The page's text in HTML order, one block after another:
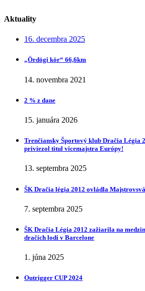
Aktuality
16. decembra 2025
„Ӧrdӧgi kӧr“ 66,6km
14. novembra 2021
2 % z dane
15. januára 2026
Trenčiansky Športový klub Dračia Légia
priviezol titul vicemajstra Európy!
13. septembra 2025
ŠK Dračia légia 2012 ovládla
7. septembra 2025
ŠK Dračia Légia 2012 zažiarila na
dračích lodí v Barcelone
1. júna 2025
Outrigger CUP 2024